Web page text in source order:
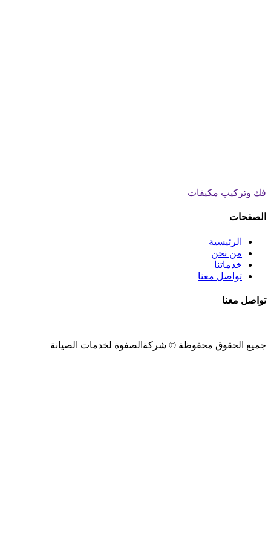
فك وتركيب مكيفات
الصفحات
الرئيسية
من نحن
خدماتنا
تواصل معنا
تواصل معنا
جميع الحقوق محفوظة © شركةالصفوة لخدمات الصيانة